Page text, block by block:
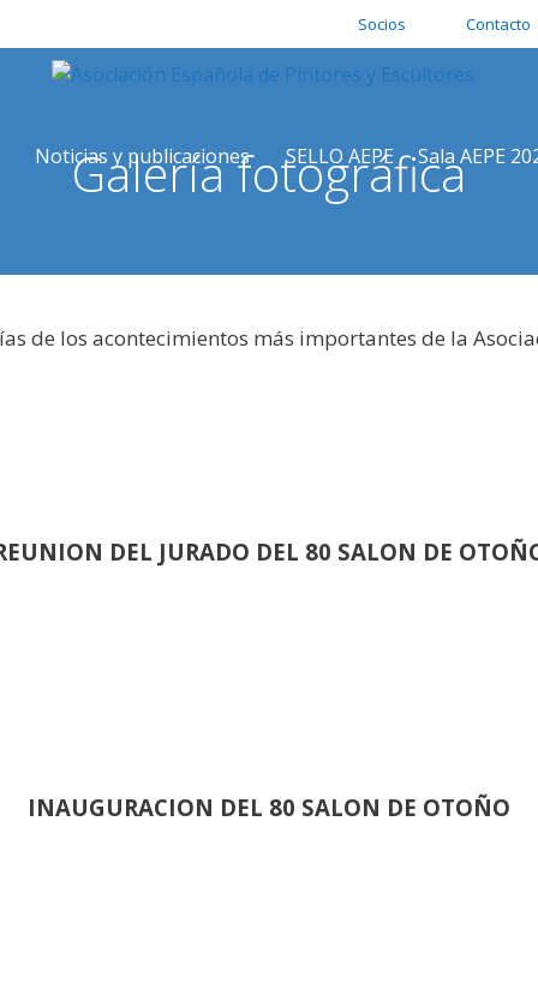
Socios Contacto
Noticias y publicaciones SELLO AEPE Sala AEPE
Galería fotográfica
de los acontecimientos más importantes de la
DEL JURADO DEL 80 SALON DE
INAUGURACION DEL 80 SALON DE OTOÑO